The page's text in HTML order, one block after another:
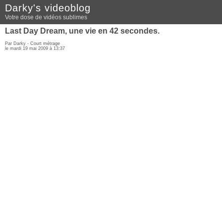
Darky's videoblog
Votre dose de vidéos sublimes
Last Day Dream, une vie en 42 secondes.
Par Darky - Court métrage
le mardi 19 mai 2009 à 13:37